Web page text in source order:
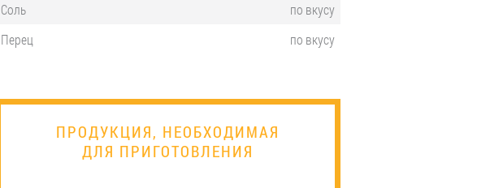
Соль
по вкусу
Перец
по вкусу
ПРОДУКЦИЯ, НЕОБХОДИМАЯ
ДЛЯ ПРИГОТОВЛЕНИЯ